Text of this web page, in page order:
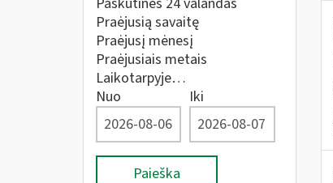
Praėjusią savaitę
Praėjusį mėnesį
Praėjusiais metais
Laikotarpyje…
Nuo
Iki
Paieška